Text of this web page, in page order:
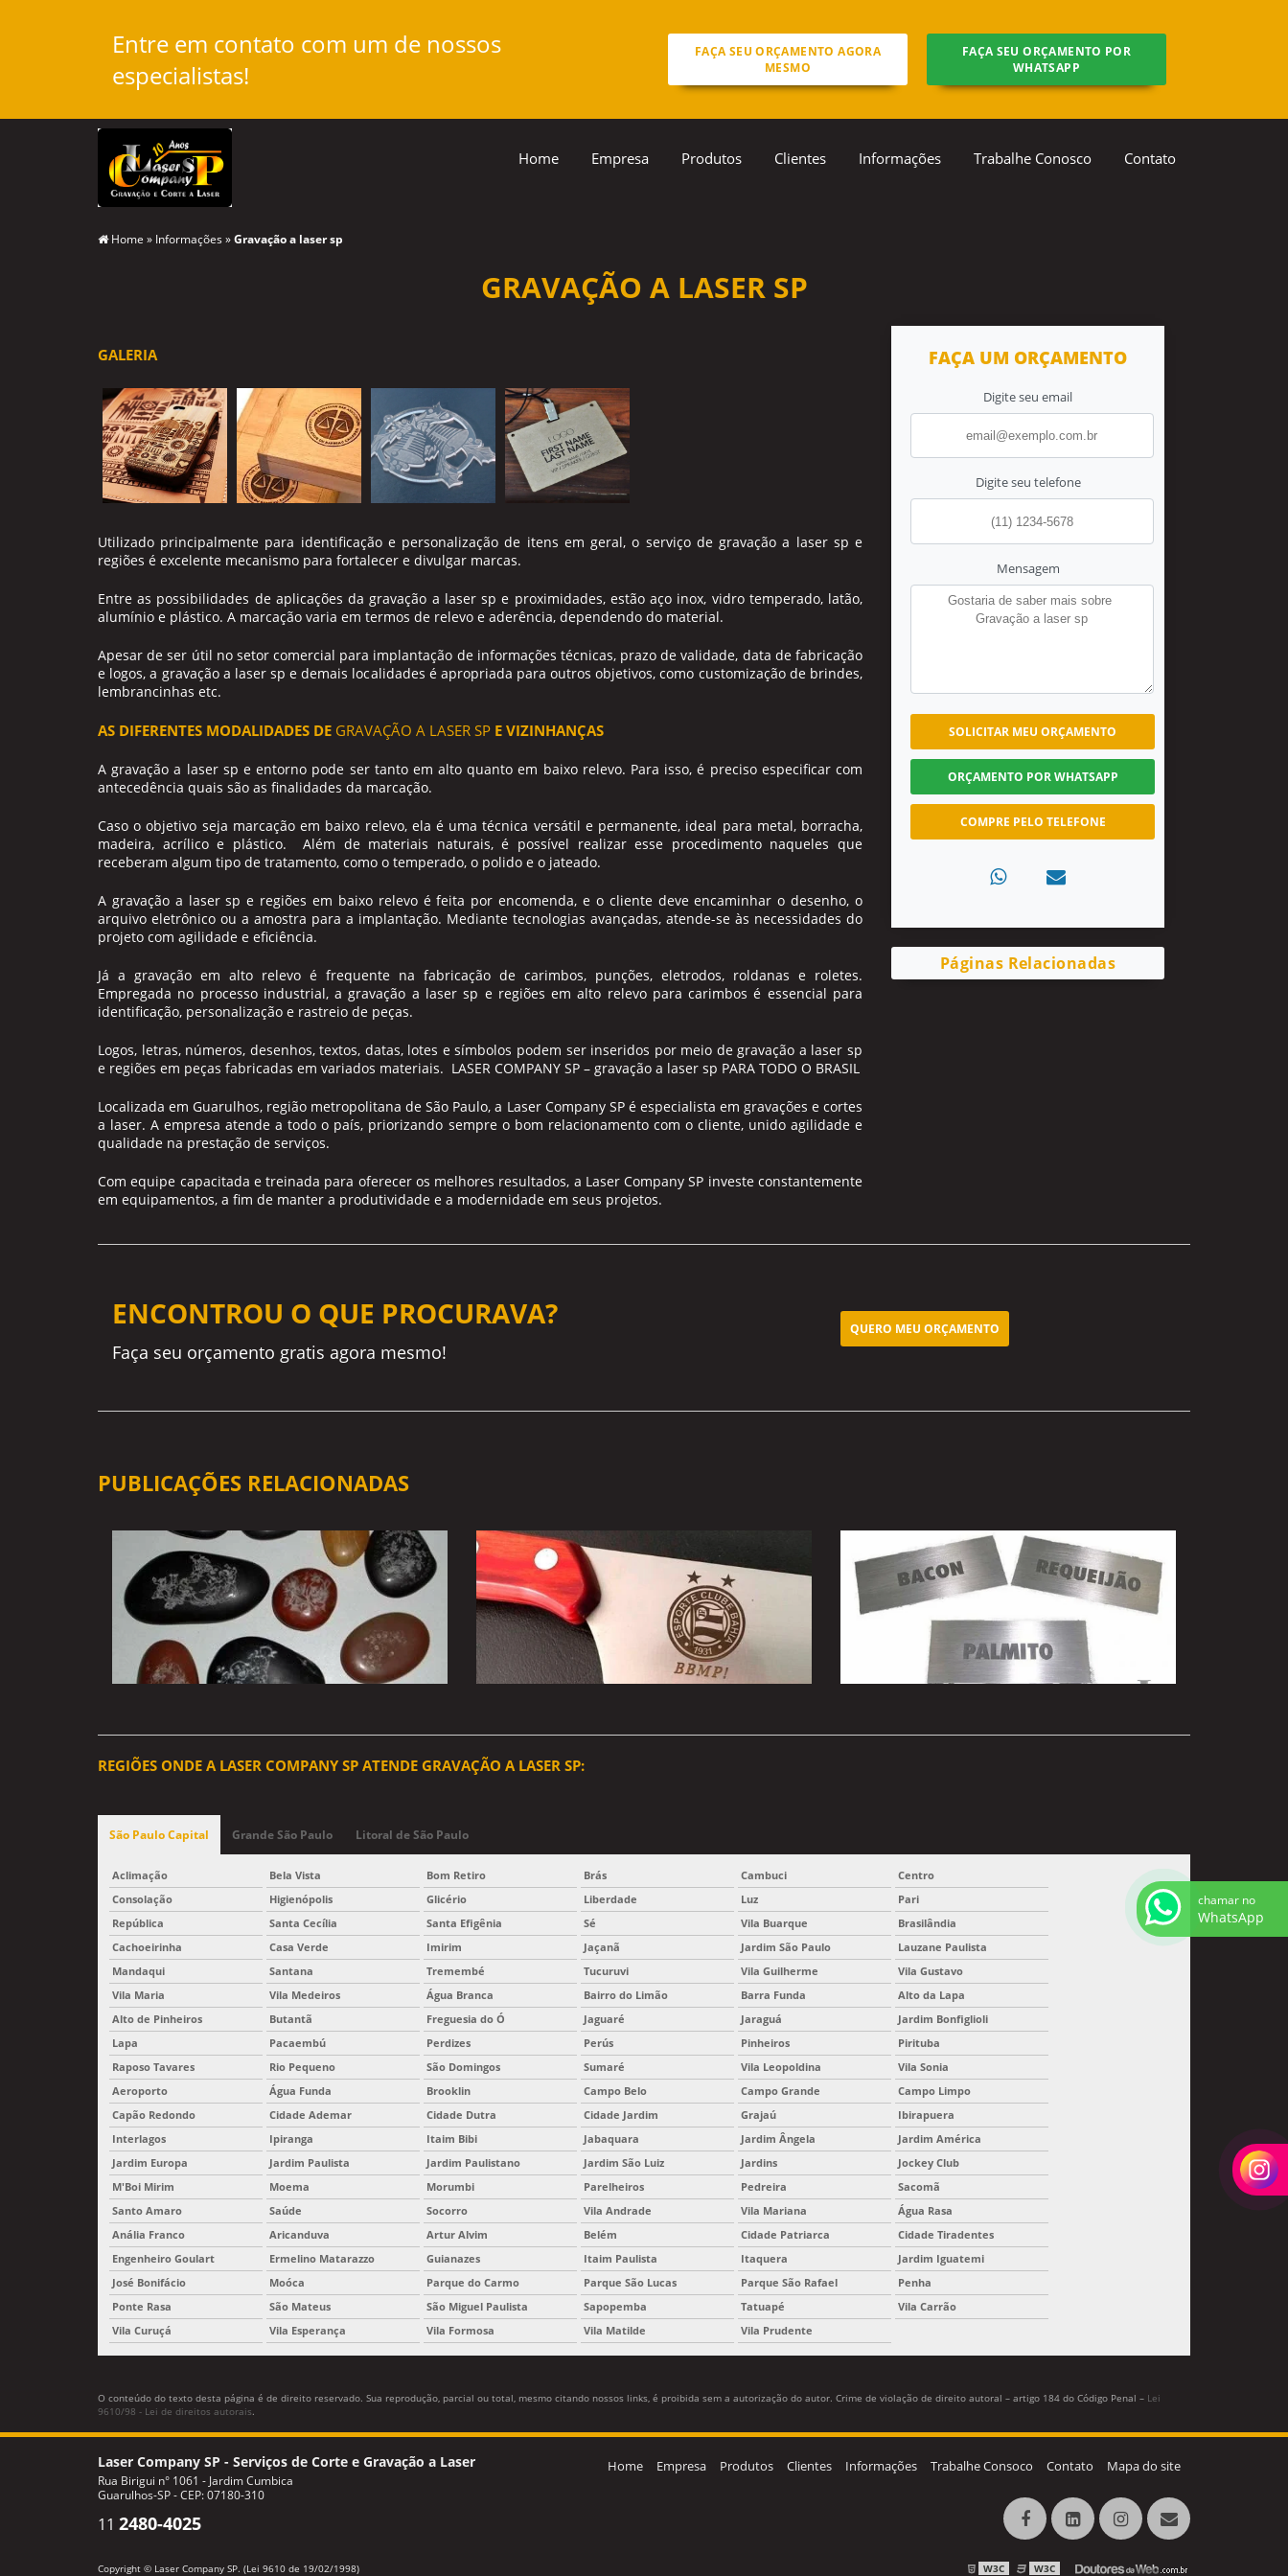
Entre em contato com um de nossos
especialistas!
FAÇA SEU ORÇAMENTO AGORA
MESMO
FAÇA SEU ORÇAMENTO POR
WHATSAPP
Home Empresa Produtos Clientes Informações Trabalhe Conosco Contato
Home » Informações »Gravação a laser sp
GRAVAÇÃO A LASER SP
GALERIA
Utilizado principalmente para identificação e personalização de itens em geral, o serviço degravação a laser sp e
regiões é excelente mecanismo para fortalecer e divulgar marcas.
Entre as possibilidades de aplicações dagravação a laser sp e proximidades, estão aço inox, vidro temperado, latão,
alumínio e plástico. A marcação varia em termos de relevo e aderência, dependendo do material.
Apesar de ser útil no setor comercial para implantação de informações técnicas, prazo de validade, data de fabricação
e logos, a gravação a laser sp e demais localidades é apropriada para outros objetivos, como customização de brindes,
lembrancinhas etc.
AS DIFERENTES MODALIDADES DE GRAVAÇÃO A LASER SP E VIZINHANÇAS
Agravação a laser sp e entorno pode ser tanto em alto quanto em baixo relevo. Para isso, é preciso especificar com
antecedência quais são as finalidades da marcação.
Caso o objetivo seja marcação em baixo relevo, ela é uma técnica versátil e permanente, ideal para metal, borracha,
madeira, acrílico e plástico. Além de materiais naturais, é possível realizar esse procedimento naqueles que
receberam algum tipo de tratamento, como o temperado, o polido e o jateado.
A gravação a laser sp e regiões em baixo relevo é feita por encomenda, e o cliente deve encaminhar o desenho, o
arquivo eletrônico ou a amostra para a implantação. Mediante tecnologias avançadas, atende-se às necessidades do
projeto com agilidade e eficiência.
Já a gravação em alto relevo é frequente na fabricação de carimbos, punções, eletrodos, roldanas e roletes.
Empregada no processo industrial, agravação a laser sp e regiões em alto relevo para carimbos é essencial para
identificação, personalização e rastreio de peças.
Logos, letras, números, desenhos, textos, datas, lotes e símbolos podem ser inseridos por meio degravação a laser sp
e regiões em peças fabricadas em variados materiais. LASER COMPANY SP – gravação a laser sp PARA TODO O BRASIL
Localizada em Guarulhos, região metropolitana de São Paulo, a Laser Company SP é especialista em gravações e cortes
a laser. A empresa atende a todo o país, priorizando sempre o bom relacionamento com o cliente, unido agilidade e
qualidade na prestação de serviços.
Com equipe capacitada e treinada para oferecer os melhores resultados, a Laser Company SP investe constantemente
em equipamentos, a fim de manter a produtividade e a modernidade em seus projetos.
FAÇA UM ORÇAMENTO
Digite seu email
Digite seu telefone
Mensagem
SOLICITAR MEU ORÇAMENTO
ORÇAMENTO POR WHATSAPP
COMPRE PELO TELEFONE
Páginas Relacionadas
ENCONTROU O QUE PROCURAVA?
Faça seu orçamento gratis agora mesmo!
QUERO MEU ORÇAMENTO
PUBLICAÇÕES RELACIONADAS
REGIÕES ONDE A LASER COMPANY SP ATENDE GRAVAÇÃO A LASER SP:
São Paulo Capital Grande São Paulo Litoral de São Paulo
Aclimação Bela Vista Bom Retiro Brás Cambuci
Centro
Consolação
Higienópolis Glicério Liberdade Luz
Pari
República
Santa Cecília Santa Efigênia Sé Vila Buarque
Brasilândia
Cachoeirinha
Casa Verde Imirim Jaçanã Jardim São Paulo
Lauzane Paulista
Mandaqui
Santana Tremembé Tucuruvi Vila Guilherme
Vila Gustavo
Vila Maria
Vila Medeiros Água Branca Bairro do Limão Barra Funda
Alto da Lapa
Alto de Pinheiros
Butantã Freguesia do Ó Jaguaré Jaraguá
Jardim Bonfiglioli
Lapa
Pacaembú Perdizes Perús Pinheiros
Pirituba
Raposo Tavares
Rio Pequeno São Domingos Sumaré Vila Leopoldina
Vila Sonia
Aeroporto
Água Funda Brooklin Campo Belo Campo Grande
Campo Limpo
Capão Redondo
Cidade Ademar Cidade Dutra Cidade Jardim Grajaú
Ibirapuera
Interlagos
Ipiranga Itaim Bibi Jabaquara Jardim Ângela
Jardim América
Jardim Europa
Jardim Paulista Jardim Paulistano Jardim São Luiz Jardins
Jockey Club
M'Boi Mirim
Moema Morumbi Parelheiros Pedreira
Sacomã
Santo Amaro
Saúde Socorro Vila Andrade Vila Mariana
Água Rasa
Anália Franco
Aricanduva Artur Alvim Belém Cidade Patriarca
Cidade Tiradentes
Engenheiro Goulart
Ermelino Matarazzo Guianazes Itaim Paulista Itaquera
Jardim Iguatemi
José Bonifácio
Moóca Parque do Carmo Parque São Lucas Parque São Rafael
Penha
Ponte Rasa
São Mateus São Miguel Paulista Sapopemba Tatuapé
Vila Carrão
Vila Curuçá
Vila Esperança Vila Formosa Vila Matilde Vila Prudente
O conteúdo do texto desta página é de direito reservado. Sua reprodução, parcial ou total, mesmo citando nossos links, é proibida sem a autorização do autor. Crime de violação de direito autoral – artigo 184 do Código Penal – Lei
9610/98 - Lei de direitos autorais.
Laser Company SP - Serviços de Corte e Gravação a Laser
Rua Birigui n° 1061 - Jardim Cumbica
Guarulhos-SP - CEP: 07180-310
11 2480-4025
Home Empresa Produtos Clientes Informações Trabalhe Consoco Contato Mapa do site
Copyright © Laser Company SP. (Lei 9610 de 19/02/1998) W3C W3C
chamar no
WhatsApp